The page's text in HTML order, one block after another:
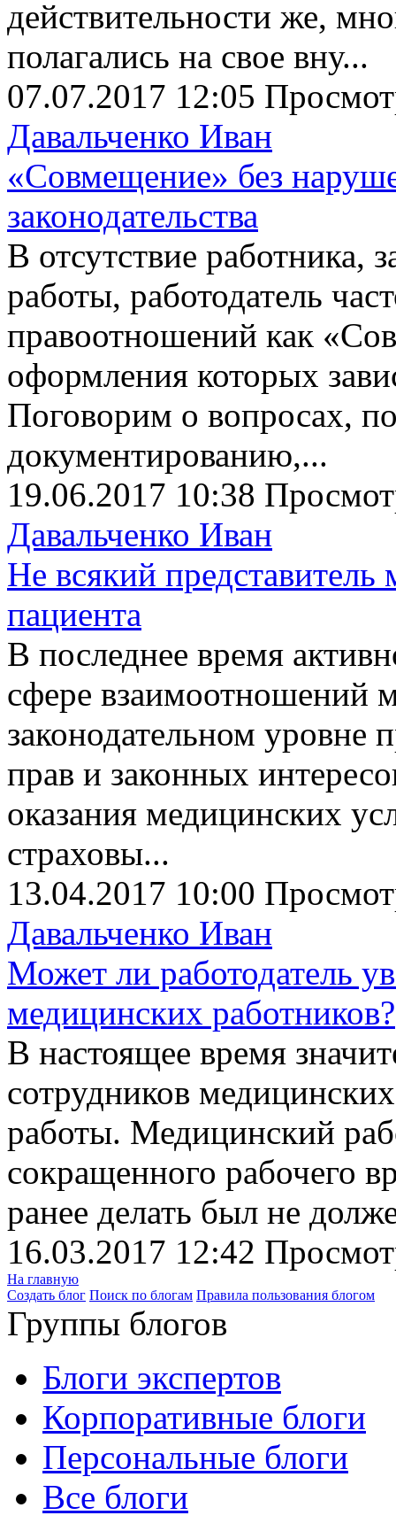
действительности же,
полагались на свое вну...
07.07.2017 12:05
Давальченко Иван
«Совмещение» без
законодательства
В отсутствие работника,
работы, работодатель
правоотношений как
оформления которых
Поговорим о вопросах,
документированию,...
19.06.2017 10:38
Давальченко Иван
Не всякий
пациента
В последнее время
сфере взаимоотношений
законодательном
прав и законных
оказания медицинских
страховы...
13.04.2017 10:00
Давальченко Иван
Может ли работодатель
медицинских работников?
В настоящее время
сотрудников
работы. Медицинский
сокращенного рабочего
ранее делать был не
16.03.2017 12:42
На главную
Создать блог Поиск по блогам Правила пользования блогом
Группы блогов
Блоги экспертов
Корпоративные блоги
Персональные блоги
Все блоги